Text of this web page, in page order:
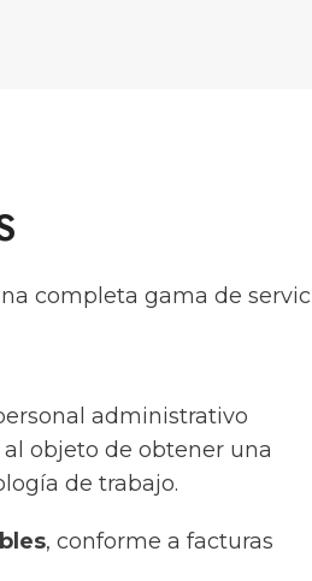
completa gama de
administrativo
objeto de obtener una
de trabajo.
, conforme a facturas